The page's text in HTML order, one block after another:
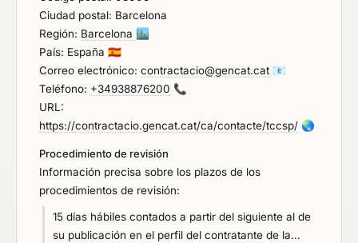
Ciudad postal: Barcelona
Región: Barcelona 🏙️
País: España 🇪🇸
Correo electrónico: contractacio@gencat.cat 📧
Teléfono: +34938876200 📞
URL:
https://contractacio.gencat.cat/ca/contacte/tccsp/ 🌏
Procedimiento de revisión
Información precisa sobre los plazos de los
procedimientos de revisión:
15 días hábiles contados a partir del siguiente al de
su publicación en el perfil del contratante de la